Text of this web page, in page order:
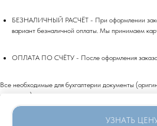
УЗНАТЬ
БЕЗНАЛИЧНЫЙ РАСЧЁТ - При оформлении
вариант безналичной оплаты. Мы принимаем
ОПЛАТА ПО СЧЁТУ - После оформления заказа
Все необходимые для бухгалтерии документы
накладная) выдаются вместе с заказом при получении.